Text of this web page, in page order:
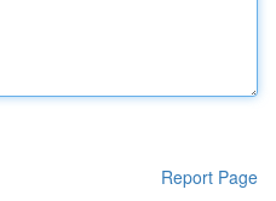
Report Page